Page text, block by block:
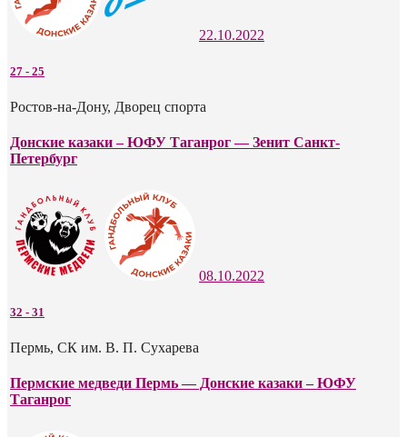
22.10.2022
27 - 25
Ростов-на-Дону, Дворец спорта
Донские казаки – ЮФУ Таганрог — Зенит Санкт-
Петербург
08.10.2022
32 - 31
Пермь, СК им. В. П. Сухарева
Пермские медведи Пермь — Донские казаки – ЮФУ
Таганрог